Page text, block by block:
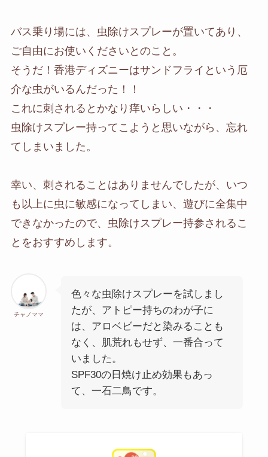
バス乗り場には、虫除けスプレーが置いてあり、
ご自由にお使いくださいとのこと。
そうだ！香港ディズニーはサンドフライという厄
介な虫がいるんだった！！
これに刺されるとかなり痒いらしい・・・
虫除けスプレー持ってこようと思いながら、忘れ
てしまいました。
幸い、刺されることはありませんでしたが、いつ
も以上に虫に敏感になってしまい、遊びに全集中
できなかったので、虫除けスプレー持参されるこ
とをおすすめします。
チャノママ
色々な虫除けスプレーを試しまし
たが、アトピー持ちのわが子に
は、アロベビーだと染みることも
なく、肌荒れもせず、一番合って
いました。
SPF30の日焼け止め効果もあっ
て、一石二鳥です。